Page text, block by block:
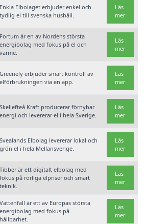
Enkla Elbolaget erbjuder enkel och
tydlig el till svenska hushåll.
Läs
mer
Fortum är en av Nordens största
energibolag med fokus på el och
värme.
Läs
mer
Greenely erbjuder smart kontroll av
elförbrukningen via en app.
Läs
mer
Skellefteå Kraft producerar förnybar
energi och levererar el i hela Sverige.
Läs
mer
Svealands Elbolag levererar lokal och
grön el i hela Mellansverige.
Läs
mer
Tibber är ett digitalt elbolag med
fokus på rörliga elpriser och smart
teknik.
Läs
mer
Vattenfall är ett av Europas största
energibolag med fokus på
hållbarhet.
Läs
mer